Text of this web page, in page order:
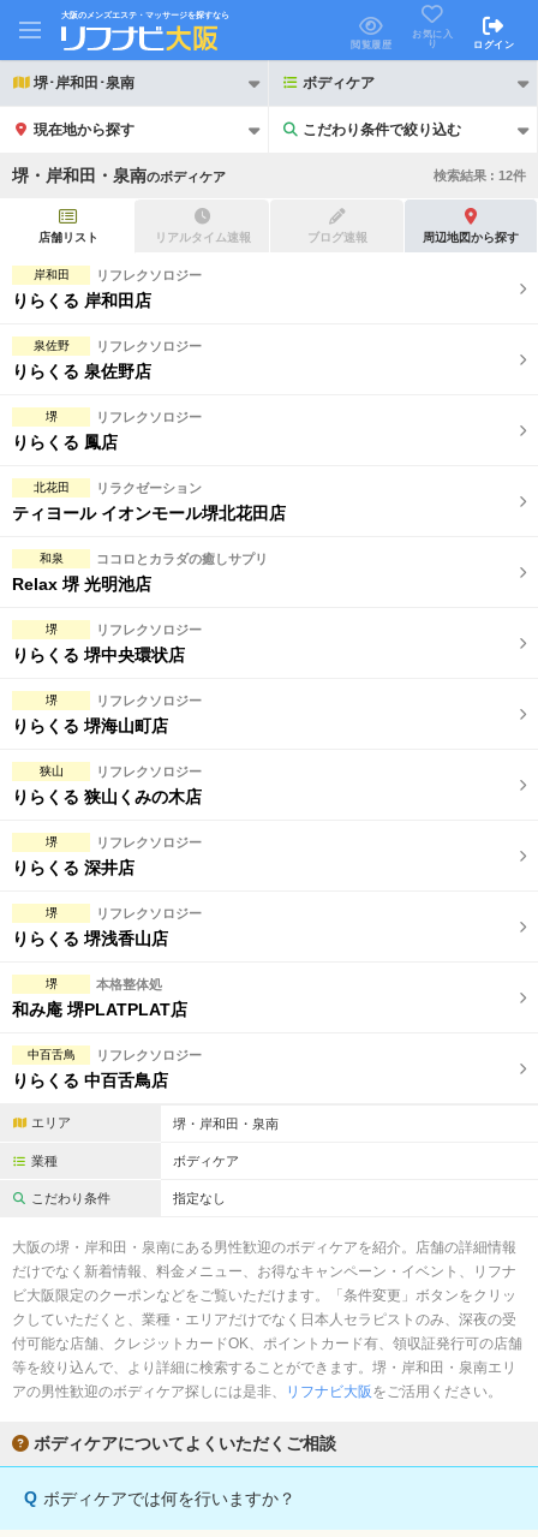
大阪のメンズエステ・マッサージを探すなら
閲覧履歴
お気に入
り
ログイン
堺･岸和田･泉南 ボディケア
現在地から探す こだわり条件で絞り込む
こだわり条件で絞り込む
21時以降も受付
初回割引あり
団体割引
キャッシュレス決済OK
2名様歓迎
完全個室
ペアルームあり
フットバスあり
日本人スタッフのみ
スタッフ指名可
堺・岸和田・泉南のボディケア 検索結果 : 12件
店舗リスト リアルタイム速報 ブログ速報 周辺地図から探す
岸和田 リフレクソロジー
りらくる 岸和田店
泉佐野 リフレクソロジー
りらくる 泉佐野店
堺 リフレクソロジー
りらくる 鳳店
北花田 リラクゼーション
ティヨール イオンモール堺北花田店
和泉 ココロとカラダの癒しサプリ
Relax 堺 光明池店
堺 リフレクソロジー
りらくる 堺中央環状店
堺 リフレクソロジー
りらくる 堺海山町店
狭山 リフレクソロジー
りらくる 狭山くみの木店
堺 リフレクソロジー
りらくる 深井店
堺 リフレクソロジー
りらくる 堺浅香山店
堺 本格整体処
和み庵 堺PLATPLAT店
中百舌鳥 リフレクソロジー
りらくる 中百舌鳥店
エリア 堺・岸和田・泉南
業種 ボディケア
こだわり条件 指定なし
大阪の堺・岸和田・泉南にある男性歓迎のボディケアを紹介。店舗の詳細情報
だけでなく新着情報、料金メニュー、お得なキャンペーン・イベント、リフナ
ビ大阪限定のクーポンなどをご覧いただけます。「条件変更」ボタンをクリッ
クしていただくと、業種・エリアだけでなく日本人セラピストのみ、深夜の受
付可能な店舗、クレジットカードOK、ポイントカード有、領収証発行可の店舗
等を絞り込んで、より詳細に検索することができます。堺・岸和田・泉南エリ
アの男性歓迎のボディケア探しには是非、
リフナビ大阪 をご活用ください。
ボディケアについてよくいただくご相談
Q ボディケアでは何を行いますか？